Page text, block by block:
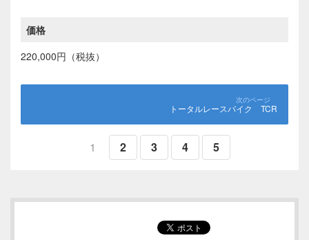
価格
220,000円（税抜）
トータルレースバイク TCR
1 2 3 4 5